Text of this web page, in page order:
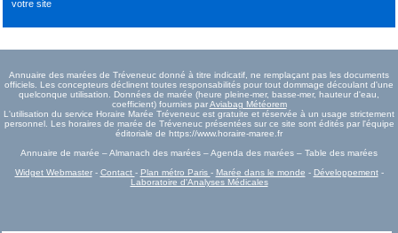
votre site
Annuaire des marées de Tréveneuc donné à titre indicatif, ne remplaçant pas les documents
officiels. Les concepteurs déclinent toutes responsabilités pour tout dommage découlant d'une
quelconque utilisation. Données de marée (heure pleine-mer, basse-mer, hauteur d'eau,
coefficient) fournies parAviabag Météorem
L'utilisation du service Horaire Marée Tréveneuc est gratuite et réservée à un usage strictement
personnel. Les horaires de marée de Tréveneuc présentées sur ce site sont édités par l'équipe
éditoriale de https://www.horaire-maree.fr
Annuaire de marée – Almanach des marées – Agenda des marées – Table des marées
Widget Webmaster- Contact - Plan métro Paris - Marée dans le monde - Développement-
Laboratoire d'Analyses Médicales